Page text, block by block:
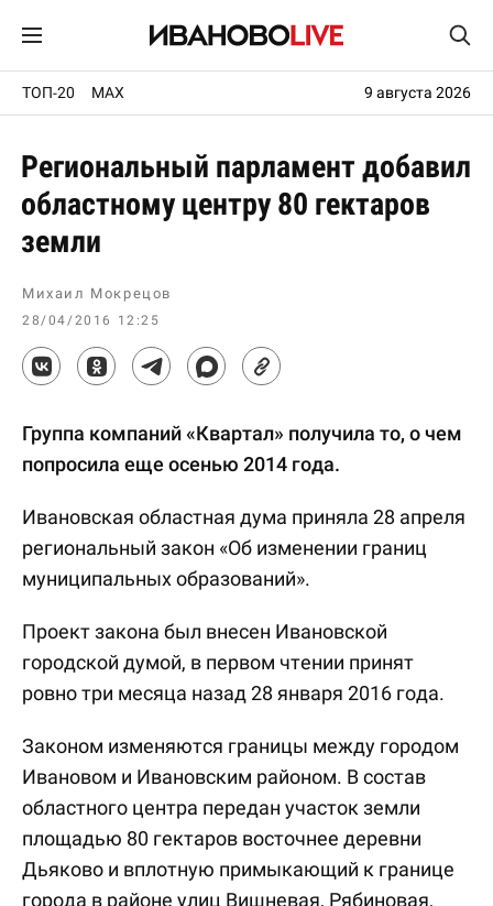
ТОП-20 MAX 9 августа 2026
Региональный парламент добавил
областному центру 80 гектаров
земли
Михаил Мокрецов
28/04/2016 12:25
Группа компаний «Квартал» получила то, о чем
попросила еще осенью 2014 года.
Ивановская областная дума приняла 28 апреля
региональный закон «Об изменении границ
муниципальных образований».
Проект закона был внесен Ивановской
городской думой, в первом чтении принят
ровно три месяца назад 28 января 2016 года.
Законом изменяются границы между городом
Ивановом и Ивановским районом. В состав
областного центра передан участок земли
площадью 80 гектаров восточнее деревни
Дьяково и вплотную примыкающий к границе
города в районе улиц Вишневая, Рябиновая,